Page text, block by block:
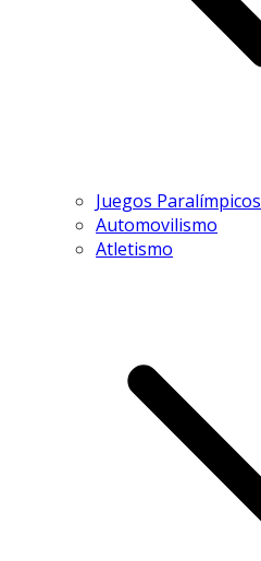
Juegos Paralímpicos
Automovilismo
Atletismo